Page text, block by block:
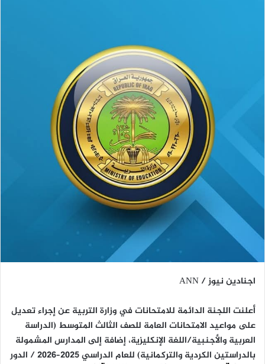
اجنادين نيوز / ANN
أعلنت اللجنة الدائمة للامتحانات في وزارة التربية عن إجراء تعديل
على مواعيد الامتحانات العامة للصف الثالث المتوسط (الدراسة
العربية والأجنبية/اللغة الإنكليزية، إضافة إلى المدارس المشمولة
بالدراستين الكردية والتركمانية) للعام الدراسي 2025–2026 / الدور